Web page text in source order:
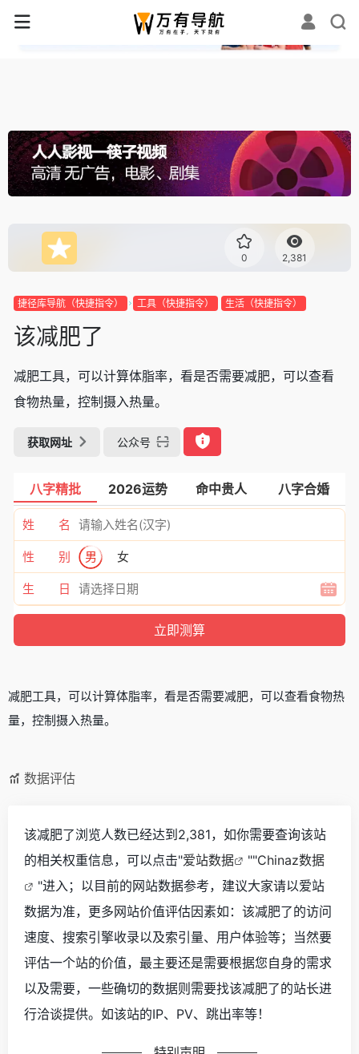
✕
0 2,381
捷径库导航（快捷指令） 工具（快捷指令） 生活（快捷指令）
该减肥了
减肥工具，可以计算体脂率，看是否需要减肥，可以查看
食物热量，控制摄入热量。
获取网址 公众号
八字精批 2026运势 命中贵人 八字合婚
姓 名
性 别 男 女
生 日
减肥工具，可以计算体脂率，看是否需要减肥，可以查看食物热
量，控制摄入热量。
数据评估
该减肥了浏览人数已经达到2,381，如你需要查询该站
的相关权重信息，可以点击"爱站数据 ""Chinaz数据
"进入；以目前的网站数据参考，建议大家请以爱站
数据为准，更多网站价值评估因素如：该减肥了的访问
速度、搜索引擎收录以及索引量、用户体验等；当然要
评估一个站的价值，最主要还是需要根据您自身的需求
以及需要，一些确切的数据则需要找该减肥了的站长进
行洽谈提供。如该站的IP、PV、跳出率等！